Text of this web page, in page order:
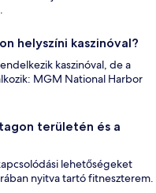
helyszíni kaszinóval?
kaszinóval, de a
MGM National Harbor
területén és a
lehetőségeket
nyitva tartó fitneszterem.